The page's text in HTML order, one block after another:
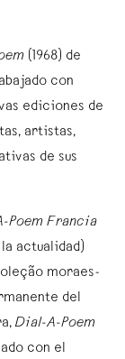
(1968) de
con
ediciones de
artistas,
de sus
Poem Francia
actualidad)
moraes-
del
Dial-A-Poem
con el